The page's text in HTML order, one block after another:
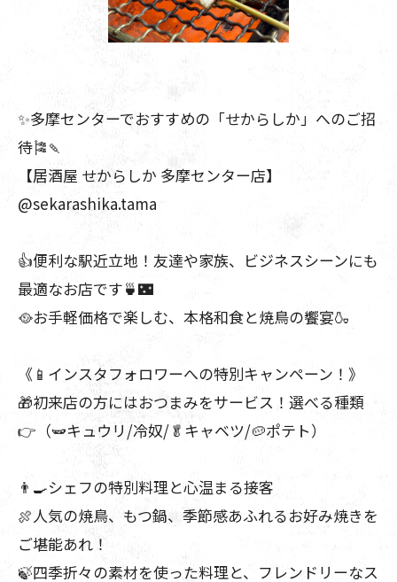
✨多摩センターでおすすめの「せからしか」へのご招
待🎏🍡
【居酒屋 せからしか 多摩センター店】
@sekarashika.tama
👍便利な駅近立地！友達や家族、ビジネスシーンにも
最適なお店です🍵🌃
🥘お手軽価格で楽しむ、本格和食と焼鳥の饗宴🍶
《📱インスタフォロワーへの特別キャンペーン！》
🎁初来店の方にはおつまみをサービス！選べる種類
👉（🫛キュウリ/冷奴/🥬キャベツ/🥔ポテト）
👨‍🍳シェフの特別料理と心温まる接客
🍖人気の焼鳥、もつ鍋、季節感あふれるお好み焼きを
ご堪能あれ！
🍃四季折々の素材を使った料理と、フレンドリーなス